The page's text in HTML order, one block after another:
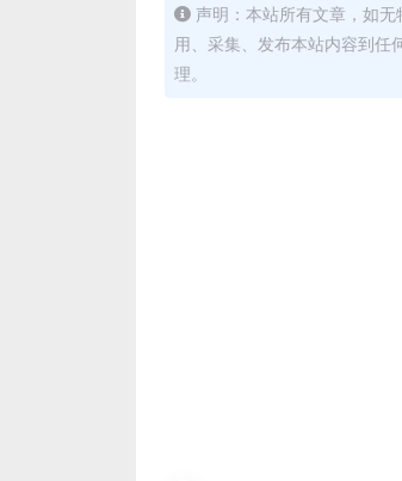
声明：本站所有文章，如
用、采集、发布本站内容到任
理。